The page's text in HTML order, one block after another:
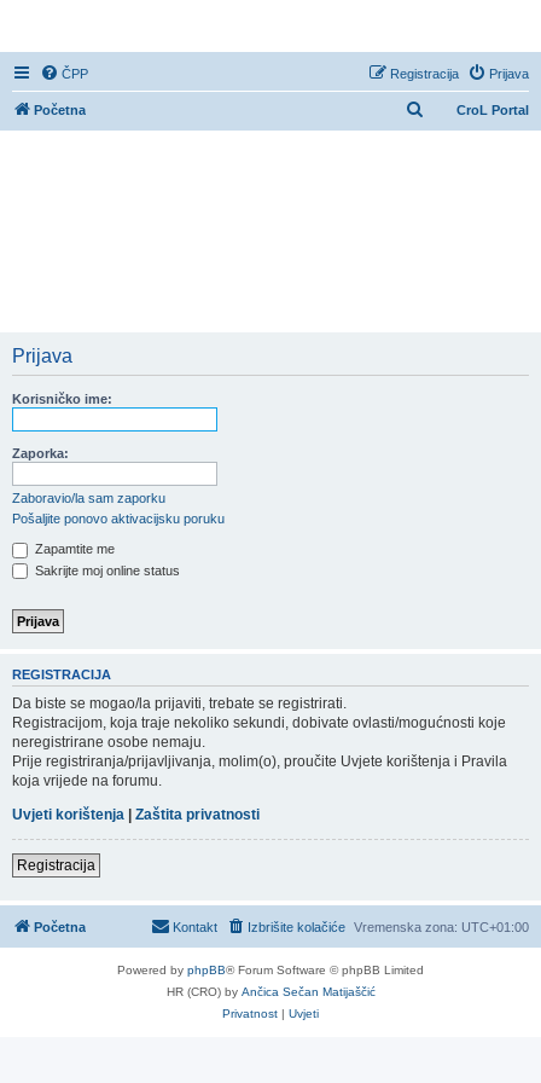
ČPP Prijava
Registracija
CroL Portal
Početna
Prijava
Korisničko ime:
Zaporka:
Zaboravio/la sam zaporku
Pošaljite ponovo aktivacijsku poruku
Zapamtite me
Sakrijte moj online status
REGISTRACIJA
Da biste se mogao/la prijaviti, trebate se registrirati.
Registracijom, koja traje nekoliko sekundi, dobivate ovlasti/mogućnosti koje
neregistrirane osobe nemaju.
Prije registriranja/prijavljivanja, molim(o), proučite Uvjete korištenja i Pravila
koja vrijede na forumu.
Uvjeti korištenja | Zaštita privatnosti
Registracija
Početna Vremenska zona: UTC+01:00
Izbrišite kolačiće
Kontakt
Powered by phpBB® Forum Software © phpBB Limited
HR (CRO) by Ančica Sečan Matijaščić
Privatnost | Uvjeti